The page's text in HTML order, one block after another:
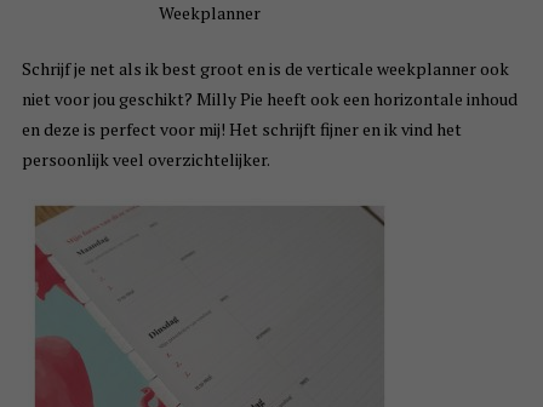
Weekplanner
Schrijf je net als ik best groot en is de verticale weekplanner ook
niet voor jou geschikt? Milly Pie heeft ook een horizontale inhoud
en deze is perfect voor mij! Het schrijft fijner en ik vind het
persoonlijk veel overzichtelijker.